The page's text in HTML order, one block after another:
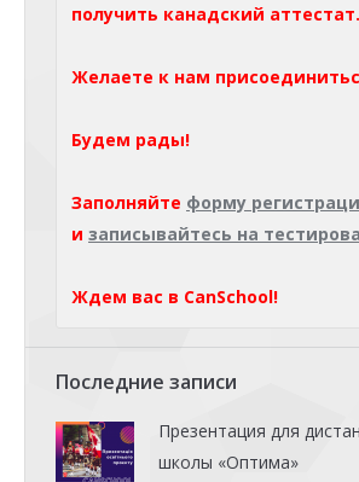
получить канадский аттестат.
Желаете к нам
Будем рады!
Заполняйте форму
и записывайтесь на
Ждем вас в CanSchool!
Последние записи
Презентация для
школы «Оптима»